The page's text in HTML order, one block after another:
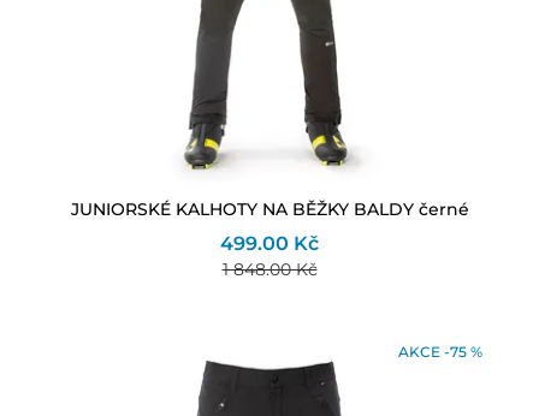
JUNIORSKÉ KALHOTY NA BĚŽKY BALDY černé
499.00 Kč
1 848.00 Kč
AKCE -75 %